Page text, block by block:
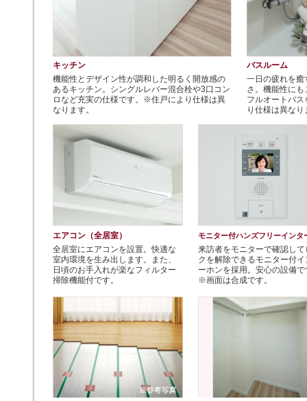
キッチン
機能性とデザイン性が調和した明るく開放感の
あるキッチン。シングルレバー混合栓や3口コン
ロなど充実の仕様です。※住戸により仕様は異
なります。
バスルーム
一日の疲れを癒
さ。機能性に
フルオートバ
り仕様は異なり
エアコン（全居室）
全居室にエアコンを設置。快適な
室内環境を生み出します。また、
日頃のお手入れが楽なフィルター
掃除機能付です。
モニター付ハンズフリーインタ
来訪者をモニターで確認して
クを解除できるモニター付イ
ーホンを採用。安心の設備で
※画面は合成です。